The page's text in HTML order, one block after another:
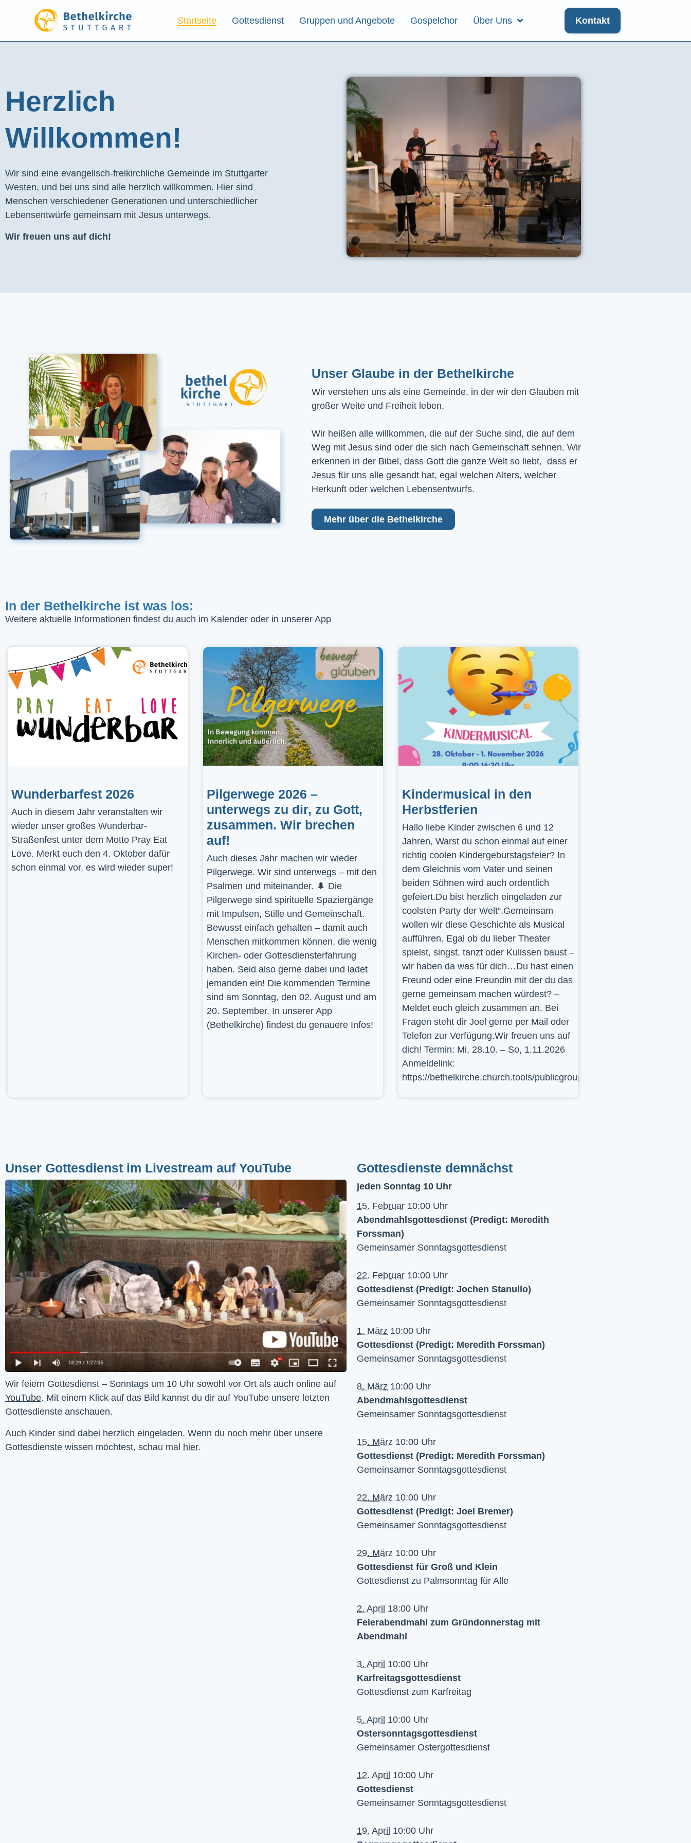
Startseite Gottesdienst Gruppen und Angebote Gospelchor Über Uns Kontakt
Herzlich
Willkommen!
Wir sind eine evangelisch-freikirchliche Gemeinde im Stuttgarter
Westen, und bei uns sind alle herzlich willkommen. Hier sind
Menschen verschiedener Generationen und unterschiedlicher
Lebensentwürfe gemeinsam mit Jesus unterwegs.
Wir freuen uns auf dich!
Unser Glaube in der Bethelkirche
Wir verstehen uns als eine Gemeinde, in der wir den Glauben mit
großer Weite und Freiheit leben.
Wir heißen alle willkommen, die auf der Suche sind, die auf dem
Weg mit Jesus sind oder die sich nach Gemeinschaft sehnen. Wir
erkennen in der Bibel, dass Gott die ganze Welt so liebt, dass er
Jesus für uns alle gesandt hat, egal welchen Alters, welcher
Herkunft oder welchen Lebensentwurfs.
Mehr über die Bethelkirche
In der Bethelkirche ist was los:
Weitere aktuelle Informationen findest du auch im Kalender oder in unserer App
Wunderbarfest 2026
Auch in diesem Jahr veranstalten wir
wieder unser großes Wunderbar-
Straßenfest unter dem Motto Pray Eat
Love. Merkt euch den 4. Oktober dafür
schon einmal vor, es wird wieder super!
Pilgerwege 2026 –
unterwegs zu dir, zu Gott,
zusammen. Wir brechen
auf!
Auch dieses Jahr machen wir wieder
Pilgerwege. Wir sind unterwegs – mit den
Psalmen und miteinander. 🌲 Die
Pilgerwege sind spirituelle Spaziergänge
mit Impulsen, Stille und Gemeinschaft.
Bewusst einfach gehalten – damit auch
Menschen mitkommen können, die wenig
Kirchen- oder Gottesdiensterfahrung
haben. Seid also gerne dabei und ladet
jemanden ein! Die kommenden Termine
sind am Sonntag, den 02. August und am
20. September. In unserer App
(Bethelkirche) findest du genauere Infos!
Kindermusical in den
Herbstferien
Hallo liebe Kinder zwischen 6 und 12
Jahren, Warst du schon einmal auf einer
richtig coolen Kindergeburstagsfeier? In
dem Gleichnis vom Vater und seinen
beiden Söhnen wird auch ordentlich
gefeiert.Du bist herzlich eingeladen zur
coolsten Party der Welt“.Gemeinsam
wollen wir diese Geschichte als Musical
aufführen. Egal ob du lieber Theater
spielst, singst, tanzt oder Kulissen baust –
wir haben da was für dich…Du hast einen
Freund oder eine Freundin mit der du das
gerne gemeinsam machen würdest? –
Meldet euch gleich zusammen an. Bei
Fragen steht dir Joel gerne per Mail oder
Telefon zur Verfügung.Wir freuen uns auf
dich! Termin: Mi, 28.10. – So, 1.11.2026
Anmeldelink:
https://bethelkirche.church.tools/publicgroup/617
Unser Gottesdienst im Livestream auf YouTube
YouTube. Mit einem Klick auf das Bild kannst du dir auf YouTube unsere letzten
Gottesdienste anschauen.
Auch Kinder sind dabei herzlich eingeladen. Wenn du noch mehr über unsere
Gottesdienste wissen möchtest, schau mal hier.
Gottesdienste demnächst
jeden Sonntag 10 Uhr
15. Februar 10:00 Uhr
Abendmahlsgottesdienst (Predigt: Meredith
Forssman)
Gemeinsamer Sonntagsgottesdienst
22. Februar 10:00 Uhr
Gottesdienst (Predigt: Jochen Stanullo)
Gemeinsamer Sonntagsgottesdienst
1. März 10:00 Uhr
Gottesdienst (Predigt: Meredith Forssman)
Gemeinsamer Sonntagsgottesdienst
8. März 10:00 Uhr
Abendmahlsgottesdienst
Gemeinsamer Sonntagsgottesdienst
15. März 10:00 Uhr
Gottesdienst (Predigt: Meredith Forssman)
Gemeinsamer Sonntagsgottesdienst
22. März 10:00 Uhr
Gottesdienst (Predigt: Joel Bremer)
Gemeinsamer Sonntagsgottesdienst
29. März 10:00 Uhr
Gottesdienst für Groß und Klein
Gottesdienst zu Palmsonntag für Alle
2. April 18:00 Uhr
Feierabendmahl zum Gründonnerstag mit
Abendmahl
3. April 10:00 Uhr
Karfreitagsgottesdienst
Gottesdienst zum Karfreitag
5. April 10:00 Uhr
Ostersonntagsgottesdienst
Gemeinsamer Ostergottesdienst
12. April 10:00 Uhr
Gottesdienst
Gemeinsamer Sonntagsgottesdienst
19. April 10:00 Uhr